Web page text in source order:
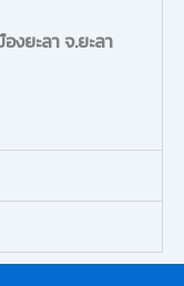
งยะลา จ.ยะลา